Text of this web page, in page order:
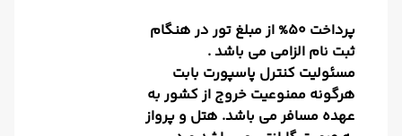
پرداخت 50% از مبلغ تور در هنگام
ثبت نام الزامی می باشد .
مسئولیت کنترل پاسپورت بابت
هرگونه ممنوعیت خروج از کشور به
عهده مسافر می باشد. هتل و پرواز